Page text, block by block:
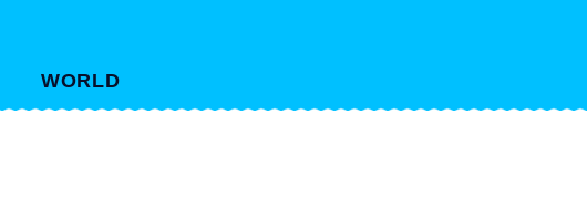
WORLD